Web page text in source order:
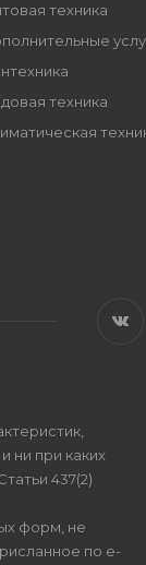
техника
техника
ни при каких
437(2)
форм, не
по e-